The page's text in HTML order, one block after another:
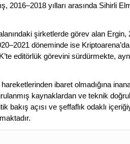
2016–2018 yılları arasında Sihirli
şirketlerde görev alan
döneminde ise
editörlük görevini sürdürmekte,
ibaret olmadığına
kaynaklardan ve teknik
bakış açısı ve şeffaflık odaklı